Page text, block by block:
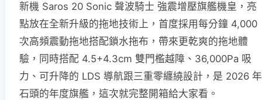
新機 Saros 20 Sonic 聲波騎士 強震增壓旗艦機皇，亮
點放在全新升級的拖地技術上，首度採用每分鐘 4,000
次高頻震動拖地搭配鎖水拖布，帶來更乾爽的拖地體
驗，同時搭配 4.5+4.3cm 雙門檻越障、36,000Pa 吸
力、可升降的 LDS 導航跟三重零纏繞設計，是 2026 年
石頭的年度旗艦，這次就完整開箱給大家看。